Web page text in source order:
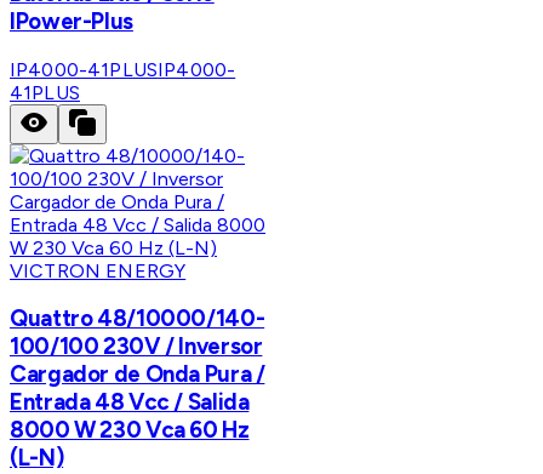
IPower-Plus
IP4000-41PLUSIP4000-
41PLUS
VICTRON ENERGY
Quattro 48/10000/140-
100/100 230V / Inversor
Cargador de Onda Pura /
Entrada 48 Vcc / Salida
8000 W 230 Vca 60 Hz
(L-N)